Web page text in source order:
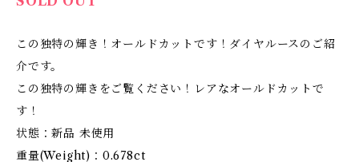
この独特の輝き！オールドカットです！ダイヤルースのご紹
介です。
この独特の輝きをご覧ください！レアなオールドカットで
す！
状態：新品 未使用
重量(Weight)：0.678ct